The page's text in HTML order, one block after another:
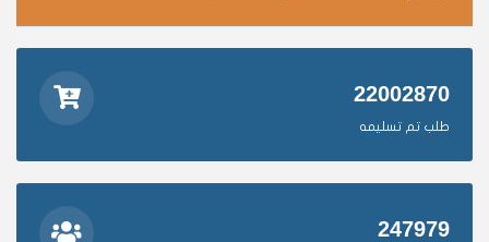
22002870
طلب تم تسليمه
247979